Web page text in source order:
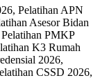
Pelatihan APN
Asesor Bidan
PMKP
K3 Rumah
2026,
CSSD 2026,